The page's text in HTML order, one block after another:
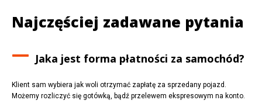
Najczęściej zadawane pytania
Jaka jest forma płatności za samochód?
Klient sam wybiera jak woli otrzymać zapłatę za sprzedany pojazd.
Możemy rozliczyć się gotówką, bądź przelewem ekspresowym na konto.